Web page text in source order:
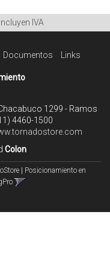
IVA
Documentos Links
1299 - Ramos
4460-1500
Colon
| Posicionamiento en